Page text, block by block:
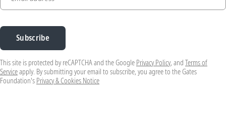
Subscribe
This site is protected by reCAPTCHA and the Google Privacy Policy, and Terms of
Serviceapply. By submitting your email to subscribe, you agree to the Gates
Foundation's Privacy & Cookies Notice